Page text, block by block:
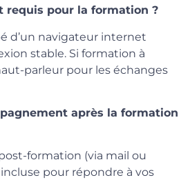
requis pour la formation ?
d’un navigateur internet
stable. Si formation à
parleur pour les échanges
après la formation
formation (via mail ou
pour répondre à vos